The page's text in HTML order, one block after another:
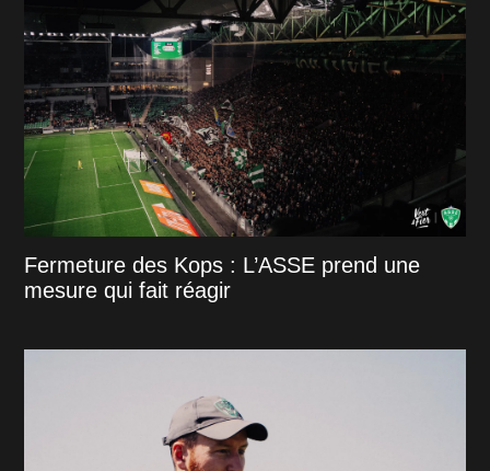
Fermeture des Kops : L’ASSE prend une
mesure qui fait réagir